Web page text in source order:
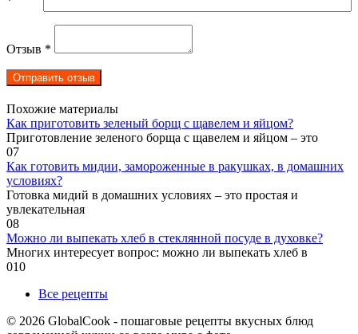
Отзыв *
Похожие материалы
Как приготовить зеленый борщ с щавелем и яйцом?
Приготовление зеленого борща с щавелем и яйцом – это
07
Как готовить мидии, замороженные в ракушках, в домашних
условиях?
Готовка мидий в домашних условиях – это простая и
увлекательная
08
Можно ли выпекать хлеб в стеклянной посуде в духовке?
Многих интересует вопрос: можно ли выпекать хлеб в
010
Все рецепты
© 2026 GlobalCook - пошаговые рецепты вкусных блюд